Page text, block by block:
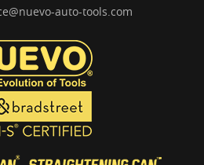
auto-tools.com